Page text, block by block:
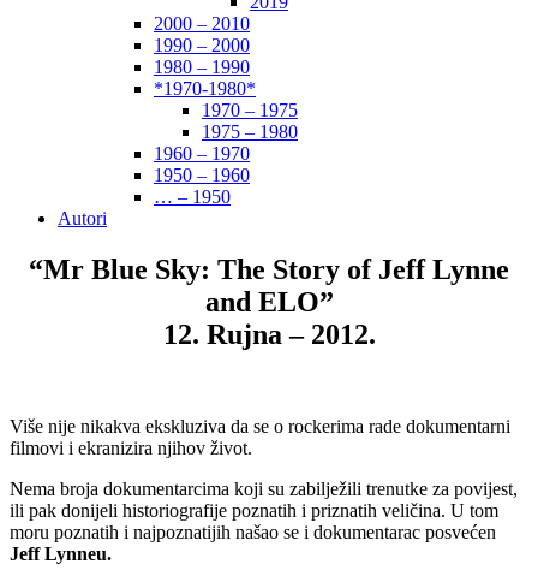
2000 – 2010
1990 – 2000
1980 – 1990
*1970-1980*
1970 – 1975
1975 – 1980
1960 – 1970
1950 – 1960
… – 1950
Autori
“Mr Blue Sky: The Story of Jeff Lynne
and ELO”
12. Rujna – 2012.
Više nije nikakva ekskluziva da se o rockerima rade dokumentarni
filmovi i ekranizira njihov život.
Nema broja dokumentarcima koji su zabilježili trenutke za povijest,
ili pak donijeli historiografije poznatih i priznatih veličina. U tom
moru poznatih i najpoznatijih našao se i dokumentarac posvećen
Jeff Lynneu.